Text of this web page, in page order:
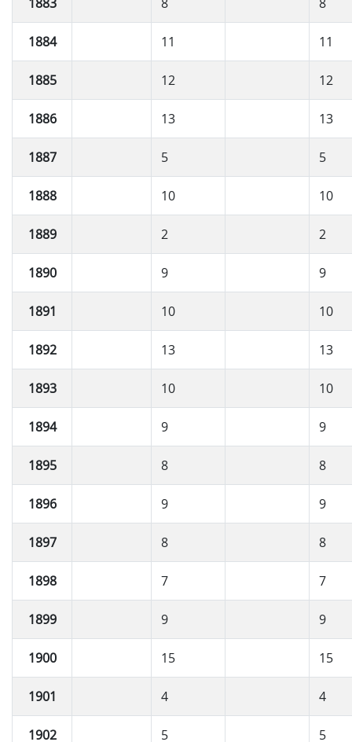
1884 11 11
1885 12 12
1886 13 13
1887 5 5
1888 10 10
1889 2 2
1890 9 9
1891 10 10
1892 13 13
1893 10 10
1894 9 9
1895 8 8
1896 9 9
1897 8 8
1898 7 7
1899 9 9
1900 15 15
1901 4 4
1902 5 5